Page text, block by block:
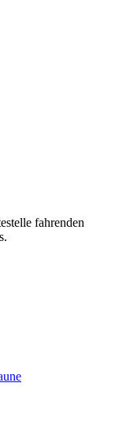
fahrenden